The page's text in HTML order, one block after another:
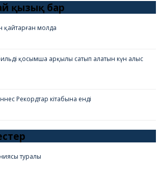
қызық бар
қайтарған молда
қосымша арқылы сатып алатын күн алыс
Рекордтар кітабына енді
туралы